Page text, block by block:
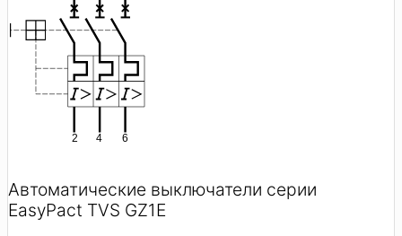
Автоматические выключатели серии
EasyPact TVS GZ1E